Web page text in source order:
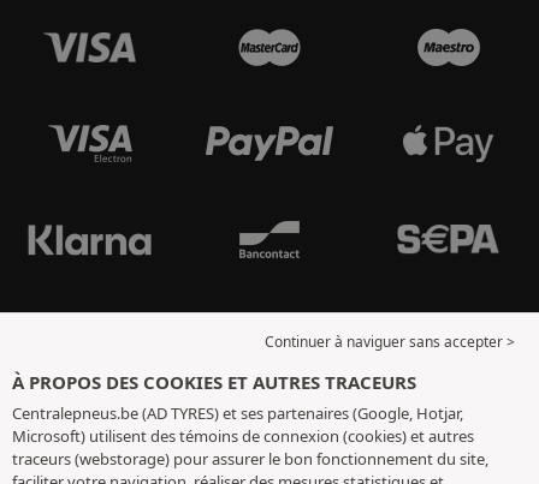
Continuer à naviguer sans accepter >
À PROPOS DES COOKIES ET AUTRES TRACEURS
Centralepneus.be (AD TYRES) et ses partenaires (Google, Hotjar,
Microsoft) utilisent des témoins de connexion (cookies) et autres
traceurs (webstorage) pour assurer le bon fonctionnement du site,